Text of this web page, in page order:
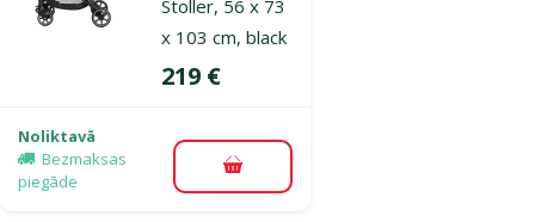
Stoller, 56 x 73
x 103 cm, black
Cena
219 €
Noliktavā
Bezmaksas
piegāde
Pievienot grozam